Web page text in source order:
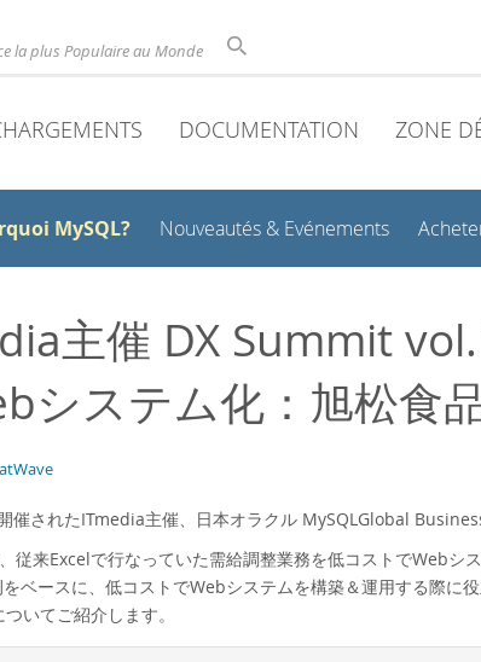
la plus Populaire au Monde
DOCUMENTATION ZONE
MySQL? Nouveautés & Evénements
主催 DX Summit
システム化：旭松食
催されたITmedia主催、日本オラクル MySQLGlobal
従来Excelで行なっていた需給調整業務を低コストでWeb
をベースに、低コストでWebシステムを構築＆運用する際
いてご紹介します。